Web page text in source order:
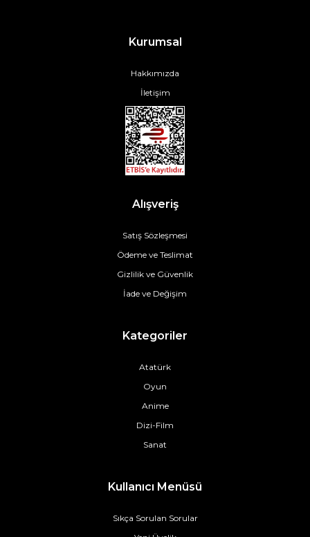
Kurumsal
Hakkımızda
İletişim
Alışveriş
Satış Sözleşmesi
Ödeme ve Teslimat
Gizlilik ve Güvenlik
İade ve Değişim
Kategoriler
Atatürk
Oyun
Anime
Dizi-Film
Sanat
Kullanıcı Menüsü
Sıkça Sorulan Sorular